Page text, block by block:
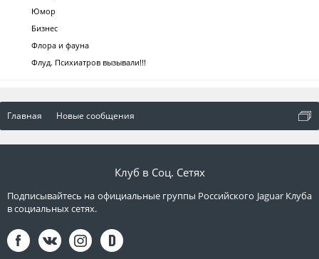
Юмор
Бизнес
Флора и фауна
Флуд. Психиатров вызывали!!!
Главная Новые сообщения
Клуб в Соц. Сетях
Подписывайтесь на официальные группы Российского Jaguar Клуба
в социальных сетях.